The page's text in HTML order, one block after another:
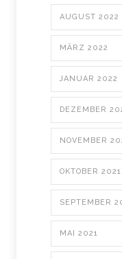
AUGUST 2022
MÄRZ 2022
JANUAR 2022
DEZEMBER
NOVEMBER
OKTOBER 2021
SEPTEMBER
MAI 2021